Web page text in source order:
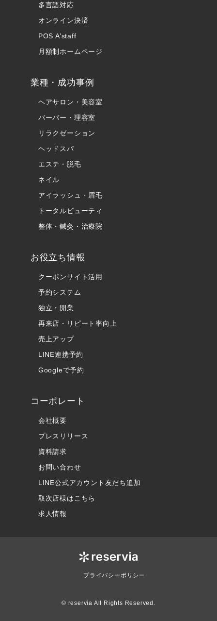
多言語対応
オンライン決済
POS A’staff
月額制ホームページ
業種・成功事例
ヘアサロン・美容室
バーバー・理容室
リラクゼーション
ヘッドスパ
エステ・脱毛
ネイル
アイラッシュ・眉毛
トータルビューティ
整体・鍼灸・治療院
お役立ち情報
クーポンサイト活用
予約システム
独立・開業
再来店・リピート率向上
売上アップ
LINE連携予約
Googleで予約
コーポレート
会社概要
プレスリリース
資料請求
お問い合わせ
LINE公式アカウント友だち追加
取次店様はこちら
求人情報
プライバシーポリシー
© reservia All Rights Reserved.